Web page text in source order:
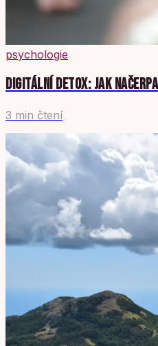
psychologie
DIGITÁLNÍ DETOX: JAK
3 min čtení